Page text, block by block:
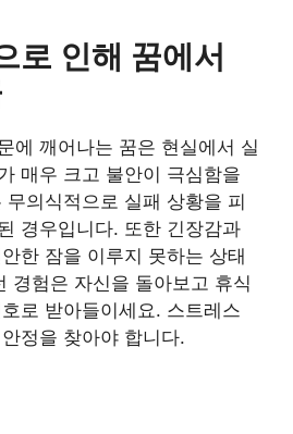
로 인해 꿈에서
에 깨어나는 꿈은 현실에서 실
매우 크고 불안이 극심함을
의식적으로 실패 상황을 피
경우입니다. 또한 긴장감과
한 잠을 이루지 못하는 상태
경험은 자신을 돌아보고 휴식
로 받아들이세요. 스트레스
정을 찾아야 합니다.